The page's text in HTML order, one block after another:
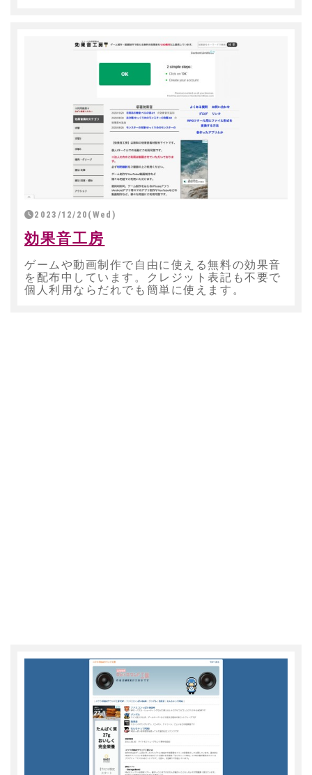
2023/12/20(Wed)
効果音工房
ゲームや動画制作で自由に使える無料の効果音
を配布中しています。クレジット表記も不要で
個人利用ならだれでも簡単に使えます。